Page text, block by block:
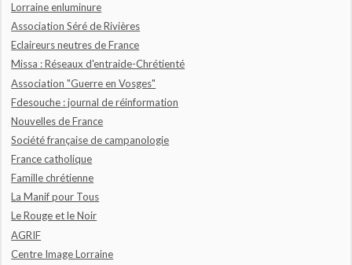
Lorraine enluminure
Association Séré de Rivières
Eclaireurs neutres de France
Missa : Réseaux d'entraide-Chrétienté
Association "Guerre en Vosges"
Fdesouche : journal de réinformation
Nouvelles de France
Société française de campanologie
France catholique
Famille chrétienne
La Manif pour Tous
Le Rouge et le Noir
AGRIF
Centre Image Lorraine